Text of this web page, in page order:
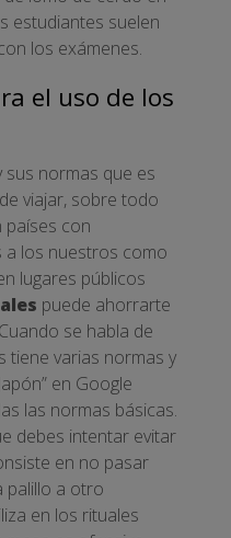
estudiantes suelen
los exámenes.
el uso de los
sus normas que es
viajar, sobre todo
países con
a los nuestros como
lugares públicos
puede ahorrarte
se habla de
tiene varias normas y
en Google
las normas básicas.
debes intentar evitar
en no pasar
palillo a otro
en los rituales